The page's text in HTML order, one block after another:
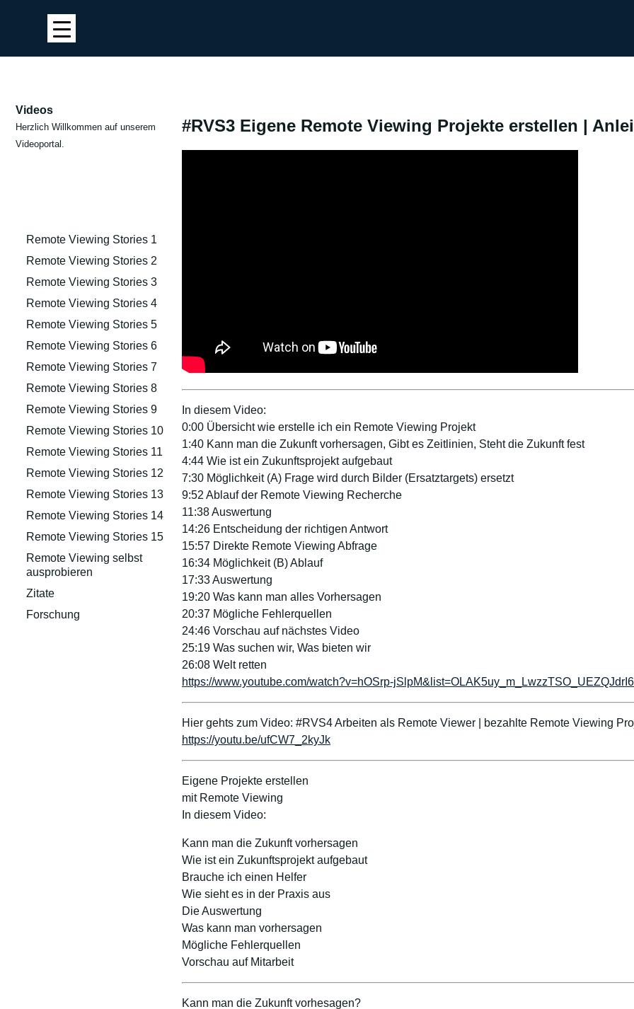
Videos
Herzlich Willkommen auf unserem
Videoportal.
Remote Viewing Stories 1
Remote Viewing Stories 2
Remote Viewing Stories 3
Remote Viewing Stories 4
Remote Viewing Stories 5
Remote Viewing Stories 6
Remote Viewing Stories 7
Remote Viewing Stories 8
Remote Viewing Stories 9
Remote Viewing Stories 10
Remote Viewing Stories 11
Remote Viewing Stories 12
Remote Viewing Stories 13
Remote Viewing Stories 14
Remote Viewing Stories 15
Remote Viewing selbst
ausprobieren
Zitate
Forschung
#RVS3 Eigene Remote Viewing Projekte erstellen |
In diesem Video:
0:00 Übersicht wie erstelle ich ein Remote Viewing Projekt
1:40 Kann man die Zukunft vorhersagen, Gibt es Zeitlinien, Steht die Zukunft fest
4:44 Wie ist ein Zukunftsprojekt aufgebaut
7:30 Möglichkeit (A) Frage wird durch Bilder (Ersatztargets) ersetzt
9:52 Ablauf der Remote Viewing Recherche
11:38 Auswertung
14:26 Entscheidung der richtigen Antwort
15:57 Direkte Remote Viewing Abfrage
16:34 Möglichkeit (B) Ablauf
17:33 Auswertung
19:20 Was kann man alles Vorhersagen
20:37 Mögliche Fehlerquellen
24:46 Vorschau auf nächstes Video
25:19 Was suchen wir, Was bieten wir
26:08 Welt retten
https://www.youtube.com/watch?v=hOSrp-
Hier gehts zum Video: #RVS4 Arbeiten als Remote Viewer | bezahlte Remote Viewing
https://youtu.be/ufCW7_2kyJk
Eigene Projekte erstellen
mit Remote Viewing
In diesem Video:
Kann man die Zukunft vorhersagen
Wie ist ein Zukunftsprojekt aufgebaut
Brauche ich einen Helfer
Wie sieht es in der Praxis aus
Die Auswertung
Was kann man vorhersagen
Mögliche Fehlerquellen
Vorschau auf Mitarbeit
Kann man die Zukunft vorhesagen?